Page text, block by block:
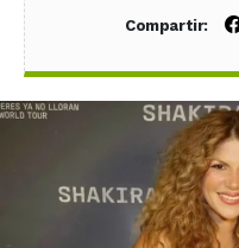
Compartir: